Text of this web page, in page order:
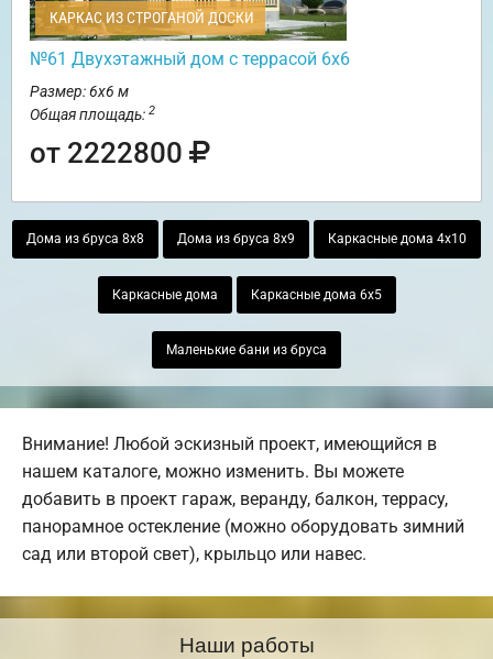
КАРКАС ИЗ СТРОГАНОЙ ДОСКИ
№61 Двухэтажный дом с террасой 6х6
Размер: 6х6 м
Общая площадь: 2
от 2222800
Дома из бруса 8х8 Дома из бруса 8х9 Каркасные дома 4х10
Каркасные дома Каркасные дома 6х5
Маленькие бани из бруса
Внимание! Любой эскизный проект, имеющийся в
нашем каталоге, можно изменить. Вы можете
добавить в проект гараж, веранду, балкон, террасу,
панорамное остекление (можно оборудовать зимний
сад или второй свет), крыльцо или навес.
Наши работы